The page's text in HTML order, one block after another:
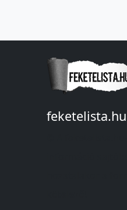
feketelista.hu